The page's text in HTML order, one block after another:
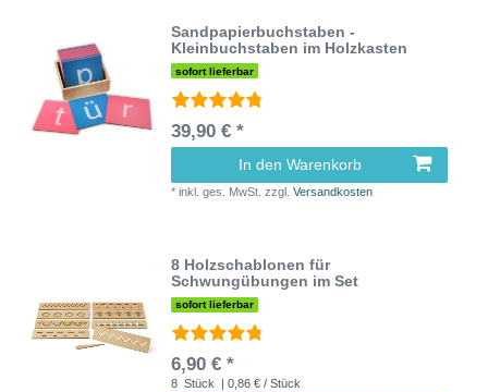
Sandpapierbuchstaben -
Kleinbuchstaben im Holzkasten
sofort lieferbar
39,90 € *
In den Warenkorb
*inkl. ges. MwSt. zzgl.Versandkosten
8 Holzschablonen für
Schwungübungen im Set
sofort lieferbar
6,90 € *
8 Stück | 0,86 € / Stück